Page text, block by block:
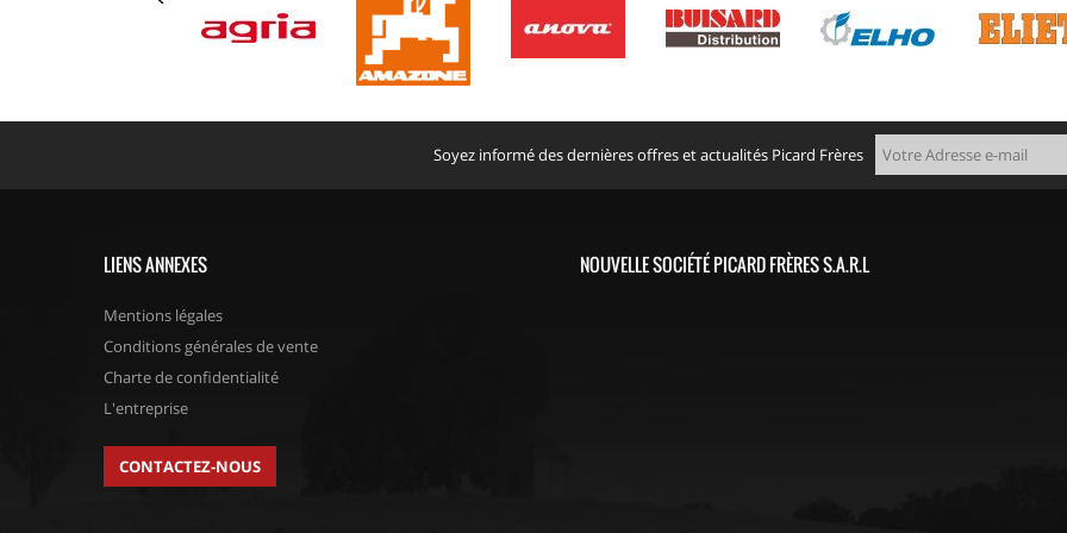
Soyez informé des dernières offres et actualités Picard Frères
LIENS ANNEXES
Mentions légales
Conditions générales de vente
Charte de confidentialité
L'entreprise
CONTACTEZ-NOUS
NOUVELLE SOCIÉTÉ PICARD FRÈRES S.A.R.L